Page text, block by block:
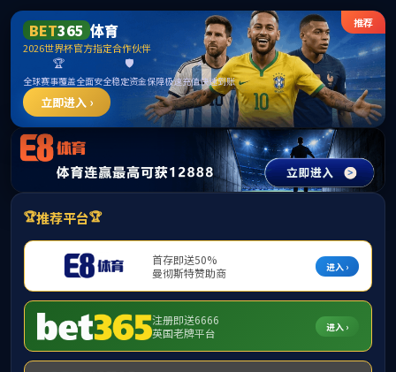
365英国上市公司(CHN-VIP认证)官网|Official
Website
提示：访问地址无效，allen-bradley-powerflex-70-20ab2p2a0aynanc0
找不到对应的栏目！
首页